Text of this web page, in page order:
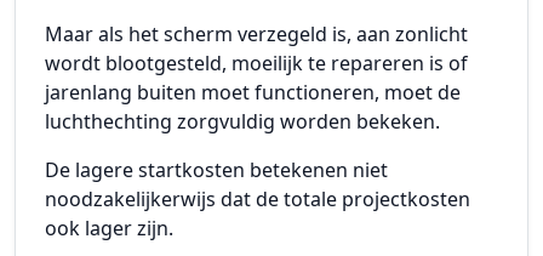
Maar als het scherm verzegeld is, aan zonlicht
wordt blootgesteld, moeilijk te repareren is of
jarenlang buiten moet functioneren, moet de
luchthechting zorgvuldig worden bekeken.
De lagere startkosten betekenen niet
noodzakelijkerwijs dat de totale projectkosten
ook lager zijn.